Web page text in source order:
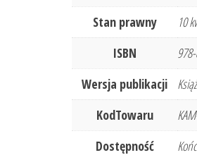
Stan prawny
10
ISBN
Wersja publikacji
KodTowaru
Dostępność